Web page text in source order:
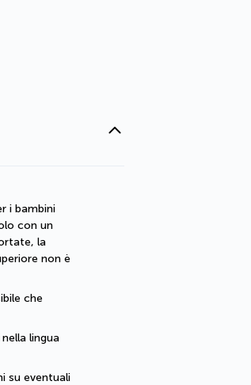
i bambini
con un
la
non è
che
lingua
su eventuali